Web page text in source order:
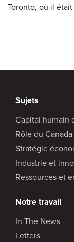
Toronto, où il
Sujets
Capital humain
Rôle du
Stratégie
Industrie et
Ressources et
Notre travail
In The News
Letters